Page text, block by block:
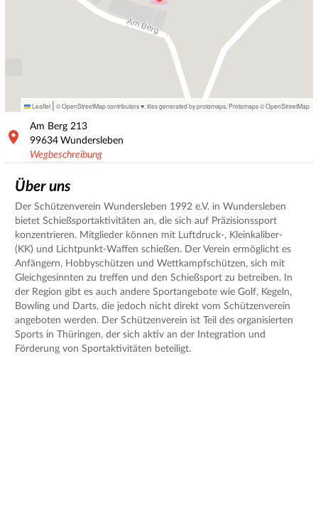
Leaflet | © OpenStreetMap contributors ♥, tiles generated by protomaps Protomaps©OpenStreetMap
Am Berg 213
99634 Wundersleben
Wegbeschreibung
Über uns
Der Schützenverein Wundersleben 1992 e.V. in Wundersleben
bietet Schießsportaktivitäten an, die sich auf Präzisionssport
konzentrieren. Mitglieder können mit Luftdruck-, Kleinkaliber-
(KK) und Lichtpunkt-Waffen schießen. Der Verein ermöglicht es
Anfängern, Hobbyschützen und Wettkampfschützen, sich mit
Gleichgesinnten zu treffen und den Schießsport zu betreiben. In
der Region gibt es auch andere Sportangebote wie Golf, Kegeln,
Bowling und Darts, die jedoch nicht direkt vom Schützenverein
angeboten werden. Der Schützenverein ist Teil des organisierten
Sports in Thüringen, der sich aktiv an der Integration und
Förderung von Sportaktivitäten beteiligt.